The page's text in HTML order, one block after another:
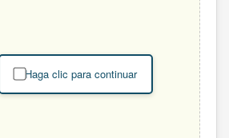
Haga clic para continuar